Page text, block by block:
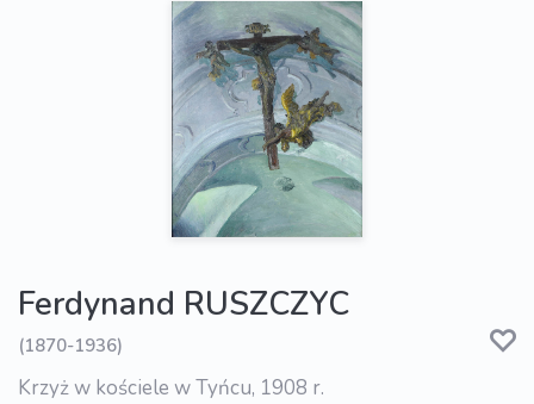
Ferdynand RUSZCZYC
(1870-1936)
Krzyż w kościele w Tyńcu, 1908 r.